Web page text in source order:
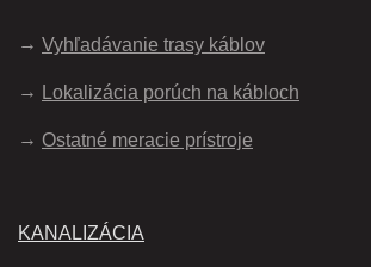
Vyhľadávanie trasy káblov
Lokalizácia porúch na kábloch
Ostatné meracie prístroje
KANALIZÁCIA